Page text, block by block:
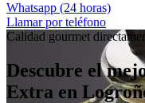
Whatsapp (24 horas)
Llamar por teléfono
Calidad gourmet
Descubre el
Extra en